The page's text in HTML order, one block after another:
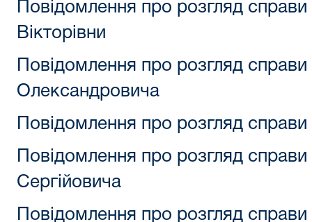
Повідомлення про розгляд
Вікторівни
Повідомлення про розгляд
Олександровича
Повідомлення про розгляд
Повідомлення про розгляд
Сергійовича
Повідомлення про розгляд